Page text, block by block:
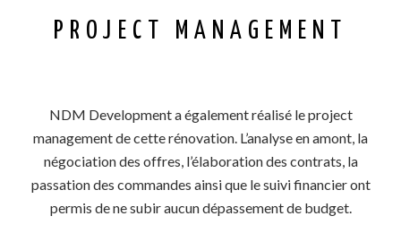
PROJECT MANAGEMENT
NDM Development a également réalisé le project
management de cette rénovation. L’analyse en amont, la
négociation des offres, l’élaboration des contrats, la
passation des commandes ainsi que le suivi financier ont
permis de ne subir aucun dépassement de budget.